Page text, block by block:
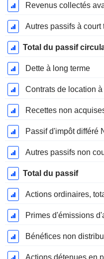
Autres passifs à court
Total du passif
Dette à long terme
Contrats de location
Recettes non
Passif d'impôt différé
Autres passifs non
Total du passif
Actions ordinaires,
Primes d'émissions
Bénéfices non